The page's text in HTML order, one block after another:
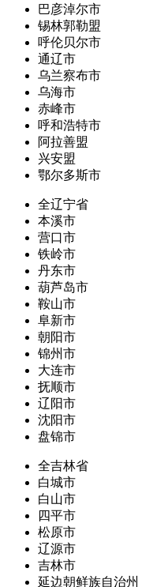
巴彦淖尔市
锡林郭勒盟
呼伦贝尔市
通辽市
乌兰察布市
乌海市
赤峰市
呼和浩特市
阿拉善盟
兴安盟
鄂尔多斯市
全辽宁省
本溪市
营口市
铁岭市
丹东市
葫芦岛市
鞍山市
阜新市
朝阳市
锦州市
大连市
抚顺市
辽阳市
沈阳市
盘锦市
全吉林省
白城市
白山市
四平市
松原市
辽源市
吉林市
延边朝鲜族自治州